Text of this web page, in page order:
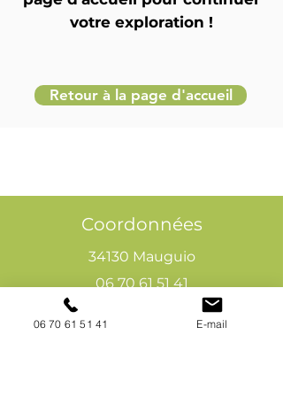
votre exploration !
Retour à la page d'accueil
Coordonnées
34130 Mauguio
06 70 61 51 41
cogivia@gmail.com
06 70 61 51 41 E-mail